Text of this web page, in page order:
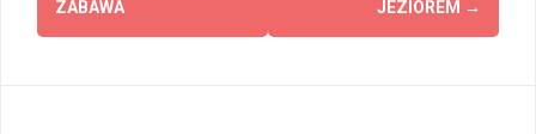
ZABAWA
JEZIOREM →